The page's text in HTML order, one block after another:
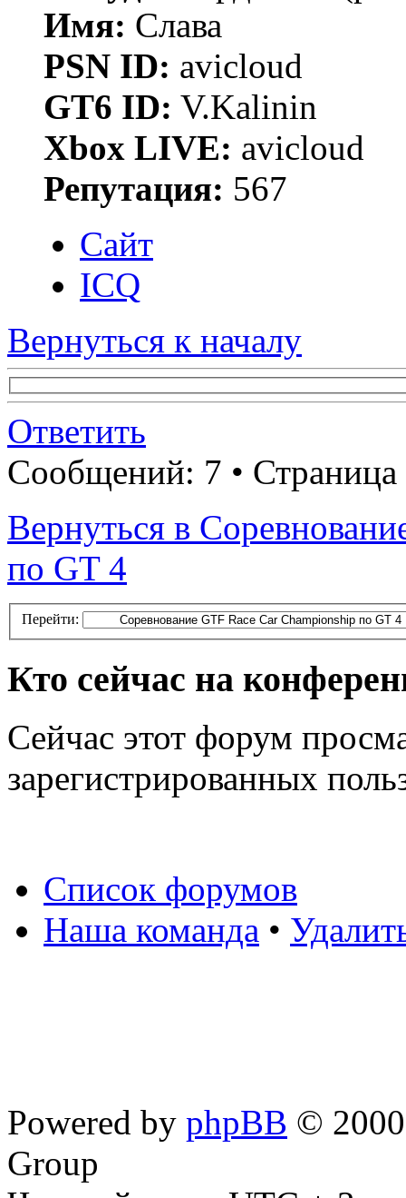
Имя: Слава
PSN ID: avicloud
GT6 ID: V.Kalinin
Xbox LIVE: avicloud
Репутация: 567
Сайт
ICQ
Вернуться к началу
Ответить
Сообщений: 7 • Страница
Вернуться в
по GT 4
Перейти:
Кто сейчас на
Сейчас этот форум
зарегистрированных
Список форумов
Наша команда •
Powered by phpBB ©
Group